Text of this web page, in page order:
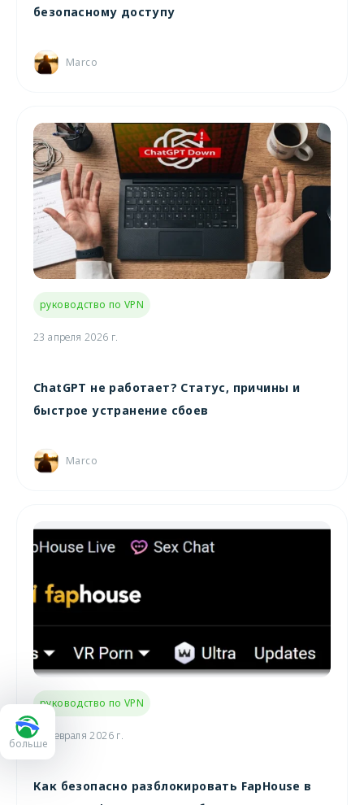
безопасному доступу
Marco
руководство по VPN
23 апреля 2026 г.
ChatGPT не работает? Статус, причины и
быстрое устранение сбоев
Marco
руководство по VPN
13 февраля 2026 г.
Как безопасно разблокировать FapHouse в
больше